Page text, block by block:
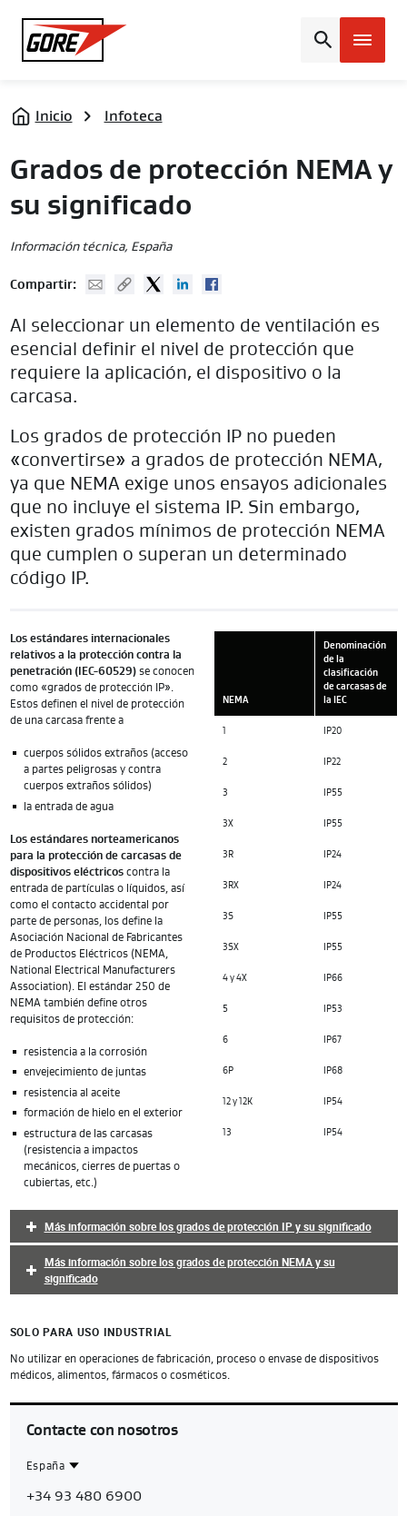
Gore
Inicio Infoteca
Grados de protección NEMA y
su significado
Información técnica, España
Compartir: Mail Copy URLTwitterLinked In
Al seleccionar un elemento de ventilación es
esencial definir el nivel de protección que
requiere la aplicación, el dispositivo o la
carcasa.
Los grados de protección IP no pueden
«convertirse» a grados de protección NEMA,
ya que NEMA exige unos ensayos adicionales
que no incluye el sistema IP. Sin embargo,
existen grados mínimos de protección NEMA
que cumplen o superan un determinado
código IP.
Los estándares internacionales
relativos a la protección contra la
penetración (IEC-60529)se conocen
como «grados de protección IP».
Estos definen el nivel de protección
de una carcasa frente a
cuerpos sólidos extraños (acceso
a partes peligrosas y contra
cuerpos extraños sólidos)
la entrada de agua
Los estándares norteamericanos
para la protección de carcasas de
dispositivos eléctricoscontra la
entrada de partículas o líquidos, así
como el contacto accidental por
parte de personas, los define la
Asociación Nacional de Fabricantes
de Productos Eléctricos (NEMA,
National Electrical Manufacturers
Association). El estándar 250 de
NEMA también define otros
requisitos de protección:
resistencia a la corrosión
envejecimiento de juntas
resistencia al aceite
formación de hielo en el exterior
estructura de las carcasas
(resistencia a impactos
mecánicos, cierres de puertas o
cubiertas, etc.)
NEMA
Denominación
de la
clasificación
de carcasas de
la IEC
IP20
2 IP22
3 IP55
3X IP55
3R IP24
3RX IP24
3S IP55
3SX IP55
4 y 4X IP66
5 IP53
6 IP67
6P IP68
12 y 12K IP54
13 IP54
Más información sobre los grados de protección IP y su significado
Más información sobre los grados de protección NEMA y su
significado
SOLO PARA USO INDUSTRIAL
No utilizar en operaciones de fabricación, proceso o envase de dispositivos
médicos, alimentos, fármacos o cosméticos.
Contacte con nosotros
España
Spain
+34 93 480 6900